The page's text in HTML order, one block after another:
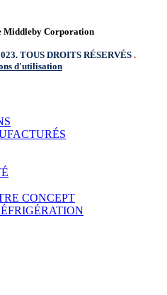
Middleby Corporation
TOUS DROITS RÉSERVÉS .
d'utilisation
CONCEPT